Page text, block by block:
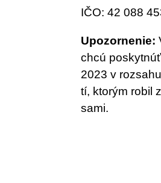
IČO: 42 088
Upozornenie:
chcú
2023 v
tí, ktorým robil
sami.